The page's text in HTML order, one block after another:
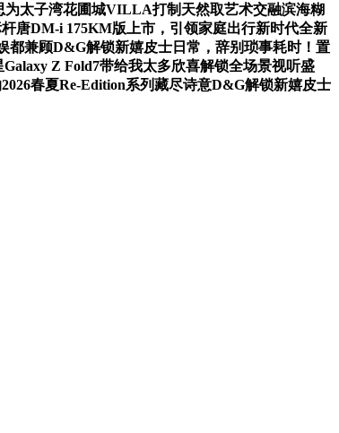
太子湾花圃城VILLA打制天然取艺术交融滨海糊
唐DM-i 175KM版上市，引领家庭出行新时代全新
兼顾D&G解锁新嬉皮士日常，辞别琐事耗时！置
Z Fold7带给我太多欣喜解锁全场景视听盛
春夏Re-Edition系列藏尽诗意D&G解锁新嬉皮士